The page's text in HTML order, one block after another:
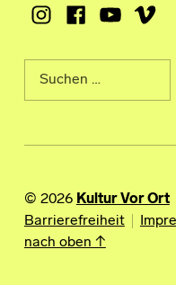
Suche nach:
© 2026 Kultur Vor Ort
Barrierefreiheit
nach oben ↑